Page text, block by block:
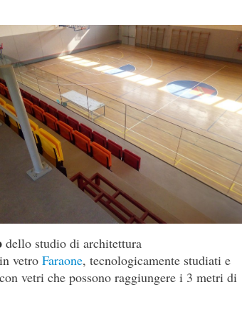
dello studio di architettura
vetro Faraone, tecnologicamente studiati e
vetri che possono raggiungere i 3 metri di